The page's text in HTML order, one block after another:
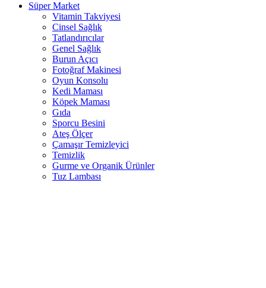
Süper Market
Vitamin Takviyesi
Cinsel Sağlık
Tatlandırıcılar
Genel Sağlık
Burun Açıcı
Fotoğraf Makinesi
Oyun Konsolu
Kedi Maması
Köpek Maması
Gıda
Sporcu Besini
Ateş Ölçer
Çamaşır Temizleyici
Temizlik
Gurme ve Organik Ürünler
Tuz Lambası